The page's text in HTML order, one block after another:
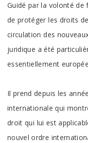
Guidé par la volonté de
de protéger les droits
circulation des
juridique a été
essentiellement
Il prend depuis les
internationale qui
droit qui lui est
nouvel ordre